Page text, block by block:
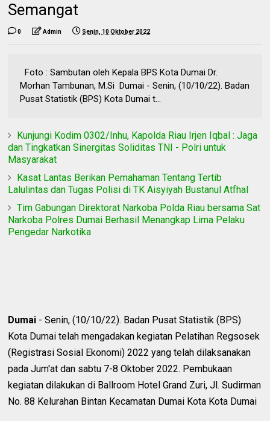
Semangat
0 Admin Senin, 10 Oktober 2022
Foto : Sambutan oleh Kepala BPS Kota Dumai Dr.
Morhan Tambunan, M.Si Dumai - Senin, (10/10/22). Badan
Pusat Statistik (BPS) Kota Dumai t...
Kunjungi Kodim 0302/Inhu, Kapolda Riau Irjen Iqbal : Jaga
dan Tingkatkan Sinergitas Soliditas TNI - Polri untuk
Masyarakat
Kasat Lantas Berikan Pemahaman Tentang Tertib
Lalulintas dan Tugas Polisi di TK Aisyiyah Bustanul Atfhal
Tim Gabungan Direktorat Narkoba Polda Riau bersama Sat
Narkoba Polres Dumai Berhasil Menangkap Lima Pelaku
Pengedar Narkotika
Dumai - Senin, (10/10/22). Badan Pusat Statistik (BPS)
Kota Dumai telah mengadakan kegiatan Pelatihan Regsosek
(Registrasi Sosial Ekonomi) 2022 yang telah dilaksanakan
pada Jum'at dan sabtu 7-8 Oktober 2022. Pembukaan
kegiatan dilakukan di Ballroom Hotel Grand Zuri, Jl. Sudirman
No. 88 Kelurahan Bintan Kecamatan Dumai Kota Kota Dumai